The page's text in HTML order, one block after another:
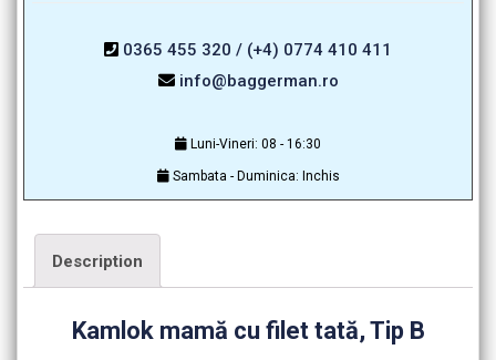
0365 455 320 / (+4) 0774 410 411
info@baggerman.ro
Luni-Vineri: 08 - 16:30
Sambata - Duminica: Inchis
Description
Kamlok mamă cu filet tată, Tip B